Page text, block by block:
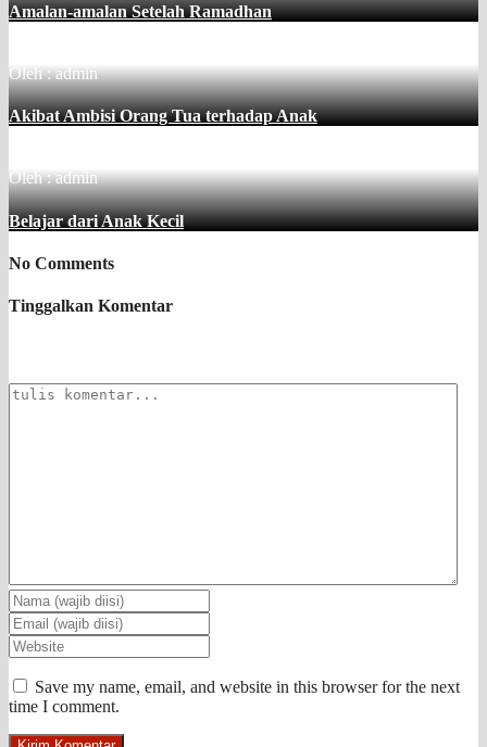
Amalan-amalan Setelah Ramadhan
Oleh : admin
Akibat Ambisi Orang Tua terhadap Anak
Oleh : admin
Belajar dari Anak Kecil
No Comments
Tinggalkan Komentar
Save my name, email, and website in this browser for the next
time I comment.